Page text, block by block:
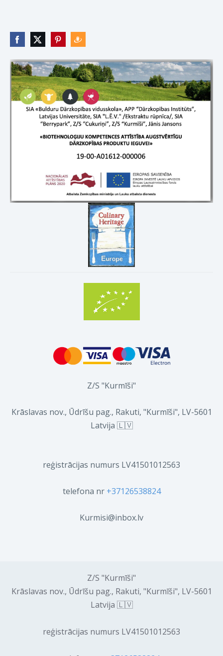
Z/S "Kurmīši"
Krāslavas nov., Ūdrīšu pag., Rakuti, "Kurmīši", LV-5601
Latvija 🇱🇻
reģistrācijas numurs LV41501012563
telefona nr +37126538824
Kurmisi@inbox.lv
Z/S "Kurmīši"
Krāslavas nov., Ūdrīšu pag., Rakuti, "Kurmīši", LV-5601
Latvija 🇱🇻
reģistrācijas numurs LV41501012563